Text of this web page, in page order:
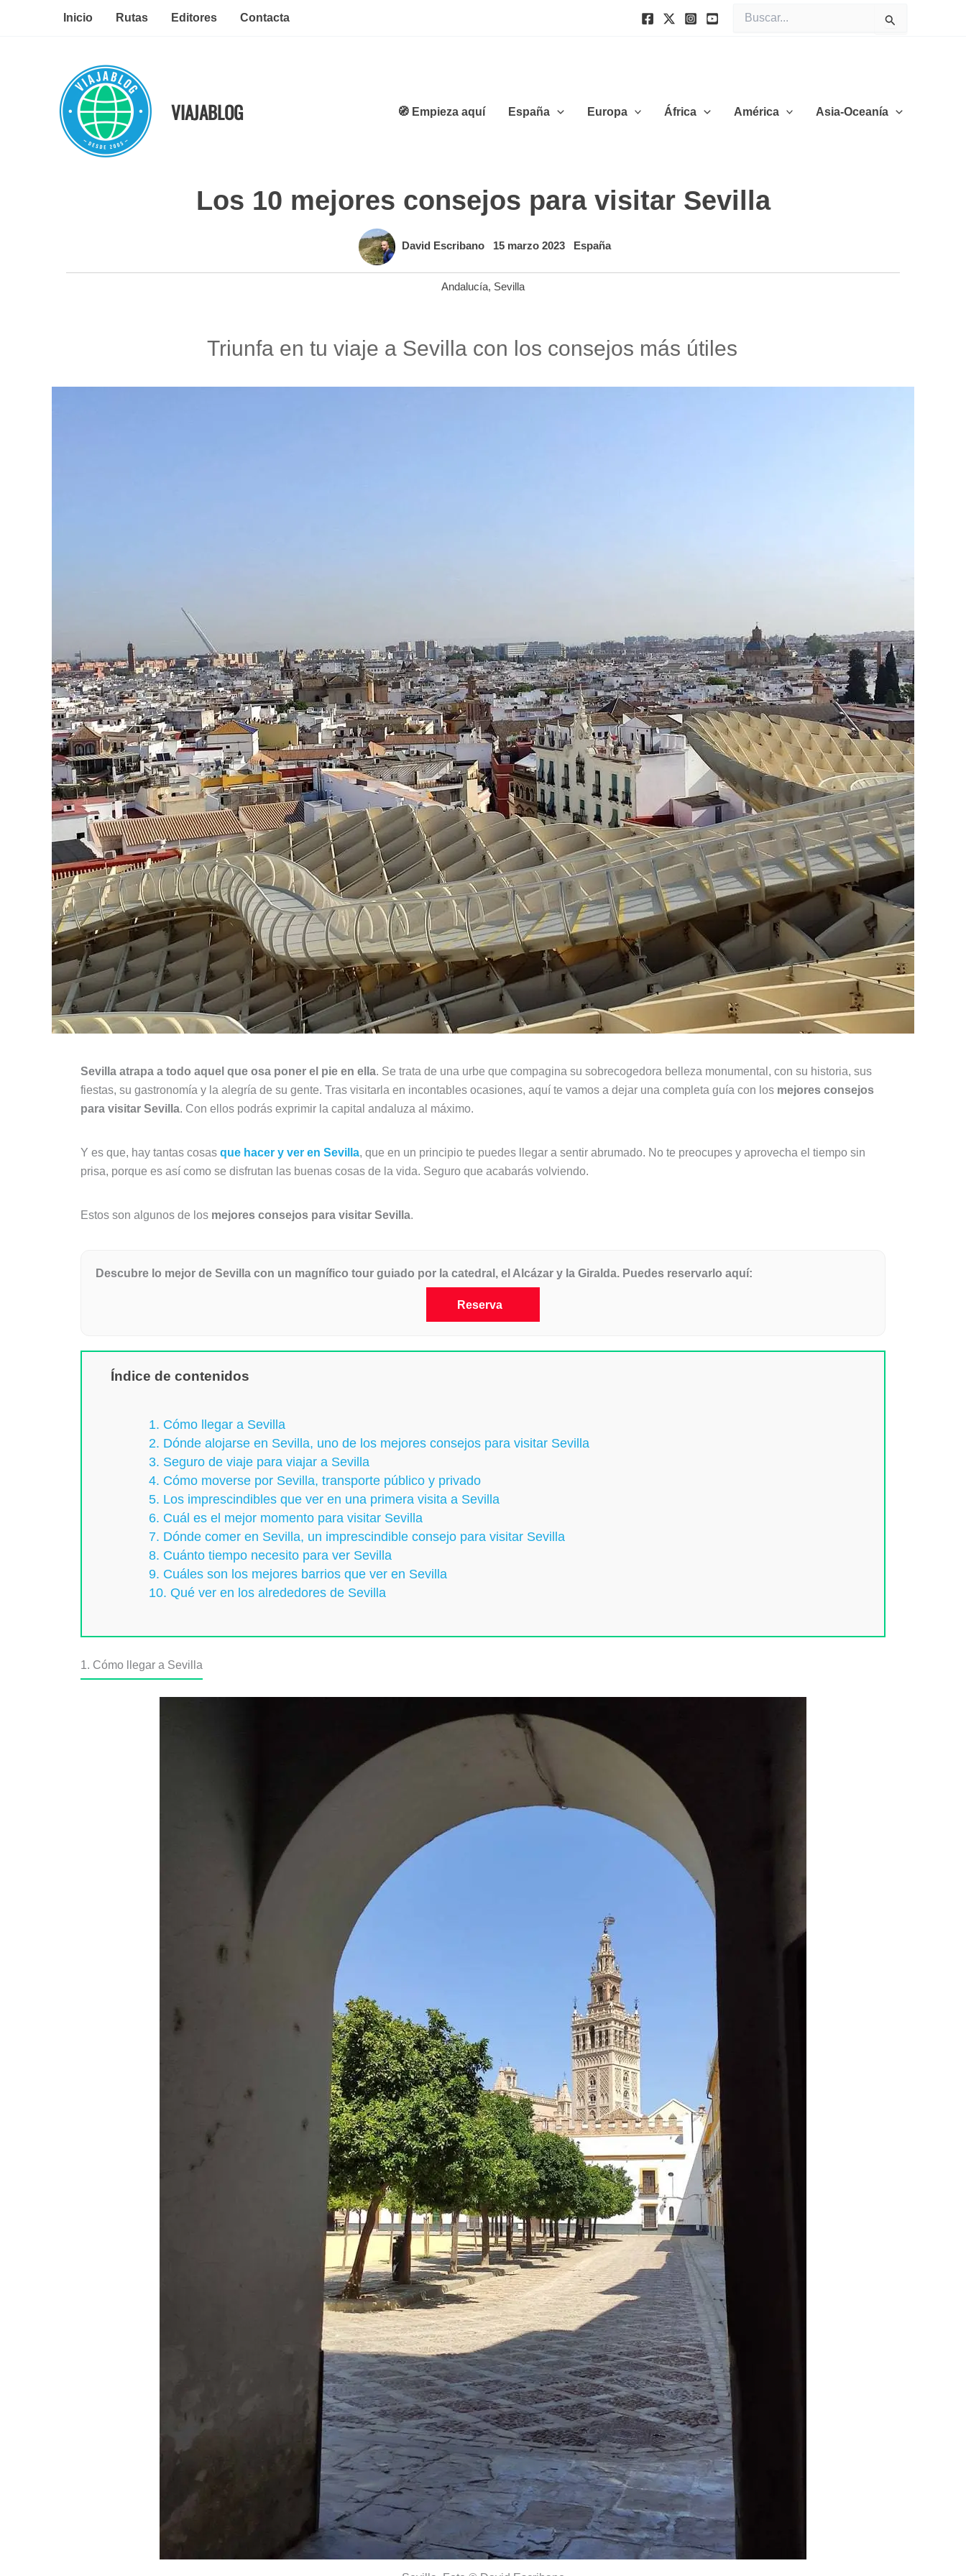
Inicio Rutas Editores Contacta
por:
VIAJABLOG 🧭 Empieza aquí España Europa África América Asia-Oceanía
Los 10 mejores consejos para visitar Sevilla
David Escribano 15 marzo 2023 España
Andalucía, Sevilla
Triunfa en tu viaje a Sevilla con los consejos más útiles
Sevilla atrapa a todo aquel que osa poner el pie en ella. Se trata de una urbe que compagina su sobrecogedora belleza monumental, con su historia, sus
fiestas, su gastronomía y la alegría de su gente. Tras visitarla en incontables ocasiones, aquí te vamos a dejar una completa guía con los mejores consejos
para visitar Sevilla. Con ellos podrás exprimir la capital andaluza al máximo.
Y es que, hay tantas cosas que hacer y ver en Sevilla, que en un principio te puedes llegar a sentir abrumado. No te preocupes y aprovecha el tiempo sin
prisa, porque es así como se disfrutan las buenas cosas de la vida. Seguro que acabarás volviendo.
Estos son algunos de los mejores consejos para visitar Sevilla.
Descubre lo mejor de Sevilla con un magnífico tour guiado por la catedral, el Alcázar y la Giralda. Puedes reservarlo aquí:
Reserva
Índice de contenidos
1. Cómo llegar a Sevilla
2. Dónde alojarse en Sevilla, uno de los mejores consejos para visitar Sevilla
3. Seguro de viaje para viajar a Sevilla
4. Cómo moverse por Sevilla, transporte público y privado
5. Los imprescindibles que ver en una primera visita a Sevilla
6. Cuál es el mejor momento para visitar Sevilla
7. Dónde comer en Sevilla, un imprescindible consejo para visitar Sevilla
8. Cuánto tiempo necesito para ver Sevilla
9. Cuáles son los mejores barrios que ver en Sevilla
10. Qué ver en los alrededores de Sevilla
1. Cómo llegar a Sevilla